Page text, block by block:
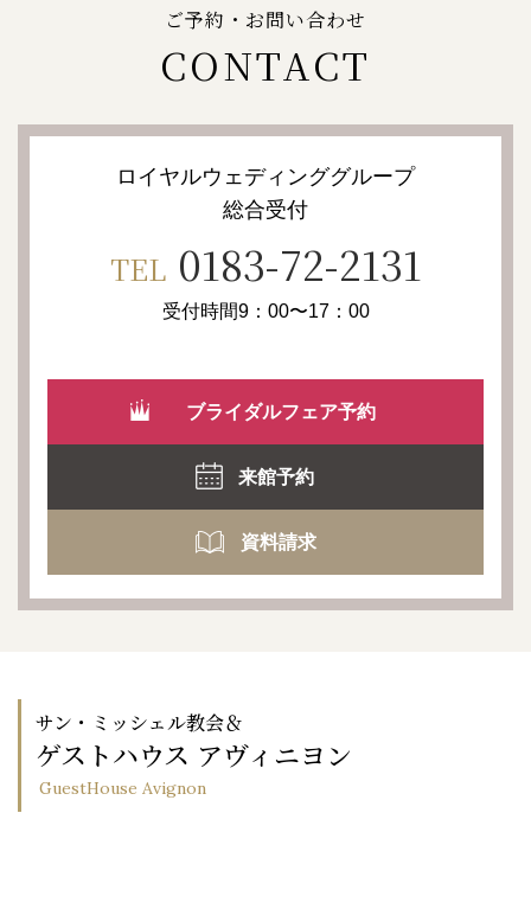
ご予約・お問い合わせ
CONTACT
ロイヤルウェディンググループ
総合受付
TEL 0183-72-2131
受付時間9：00〜17：00
ブライダルフェア予約
来館予約
資料請求
サン・ミッシェル教会＆
ゲストハウス アヴィニヨン
GuestHouse Avignon